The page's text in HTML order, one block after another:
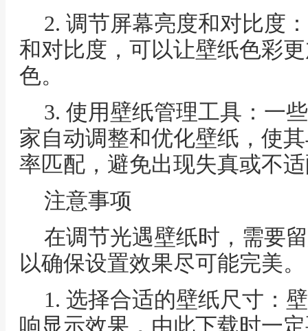
2. 调节屏幕亮度和对比度
和对比度，可以让壁纸色彩
色。
3. 使用壁纸管理工具：一
家自动调整和优化壁纸，使
率匹配，避免出现失真或不
注意事项
在调节光遇壁纸时，需要
以确保设置效果尽可能完美。
1. 选择合适的壁纸尺寸：
响显示效果，由此下载时一